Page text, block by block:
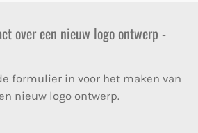
over een nieuw logo ontwerp -
formulier in voor het maken van
nieuw logo ontwerp.